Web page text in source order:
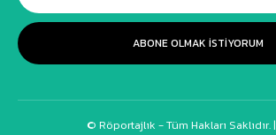
ABONE OLMAK ISTIYORUM
© Röportajlık - Tüm Hakları Saklıdır. |